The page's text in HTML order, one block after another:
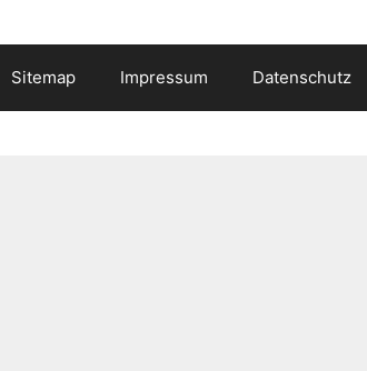
Sitemap Impressum Datenschutz